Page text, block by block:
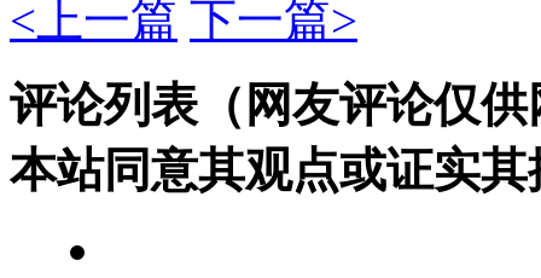
<上一篇 下一篇>
评论列表（网友评论仅
本站同意其观点或证实其